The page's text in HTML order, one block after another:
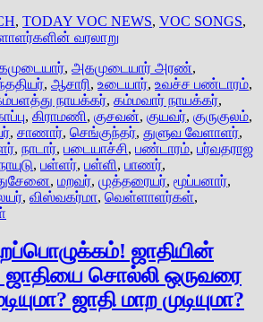
, TODAY VOC NEWS, VOC SONGS,
வரலாறு
, அகமுடையார் அரண்,
, ஆசாரி, உடையார், உவச்ச பண்டாரம்,
நாயக்கர், கம்மவார் நாயக்கர்,
, கிராமணி, குசவன், குயவர், குருகுலம்,
, சாணார், செங்குந்தர், துளுவ வேளாளர்,
, நாடார், படையாச்சி, பண்டாரம், பர்வதராஜ
, பள்ளர், பள்ளி, பாணர்,
, மறவர், முத்தரையர், மூப்பனார்,
, விஸ்வகர்மா, வெள்ளாளர்கள்,
ஜாதியின்
சொல்லி ஒருவரை
ஜாதி மாற முடியுமா?